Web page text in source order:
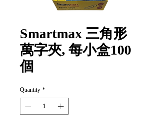
Smartmax 三角形
萬字夾, 每小盒100
個
Quantity *